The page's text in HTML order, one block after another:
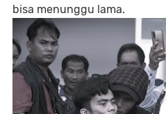
bisa menunggu lama.